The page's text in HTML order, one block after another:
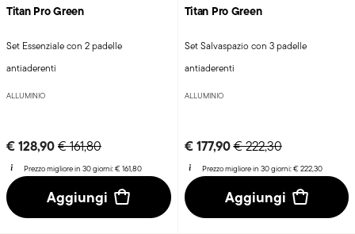
Titan Pro Green
Set Essenziale con 2 padelle
antiaderenti
ALLUMINIO
€ 128,90Price reduced from
€ 161,80to
Prezzo migliore in 30 giorni:€ 161,80
Aggiungi
Titan Pro Green
Set Salvaspazio con 3 padelle
antiaderenti
ALLUMINIO
€ 177,90Price reduced from
€ 222,30to
Prezzo migliore in 30 giorni:€ 222,30
Aggiungi